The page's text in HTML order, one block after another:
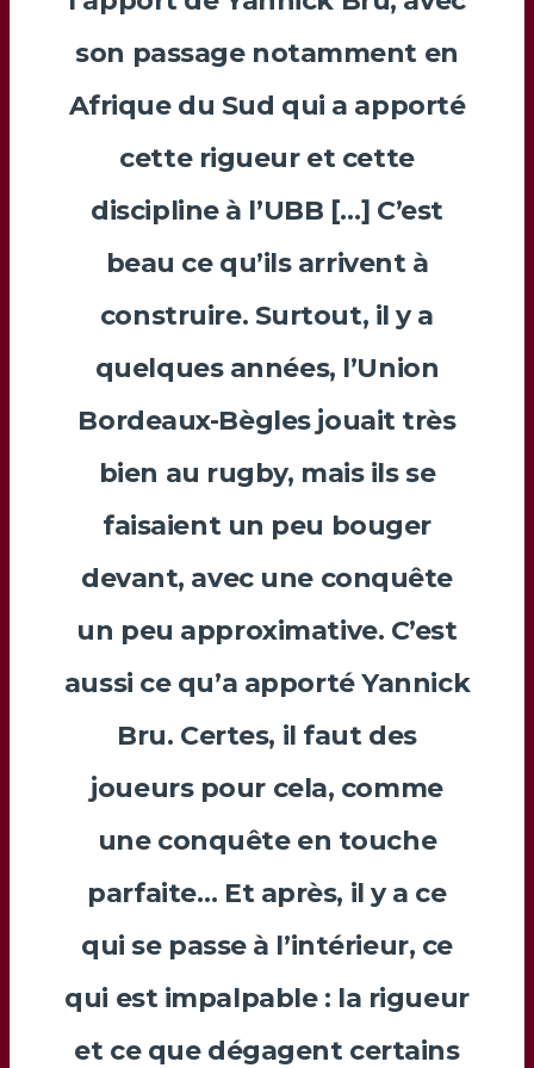
son passage notamment en
Afrique du Sud qui a apporté
cette rigueur et cette
discipline à l’UBB […] C’est
beau ce qu’ils arrivent à
construire. Surtout, il y a
quelques années, l’Union
Bordeaux-Bègles jouait très
bien au rugby, mais ils se
faisaient un peu bouger
devant, avec une conquête
un peu approximative. C’est
aussi ce qu’a apportéYannick
Bru. Certes, il faut des
joueurs pour cela, comme
une conquête en touche
parfaite… Et après, il y a ce
qui se passe à l’intérieur, ce
qui est impalpable : la rigueur
et ce que dégagent certains